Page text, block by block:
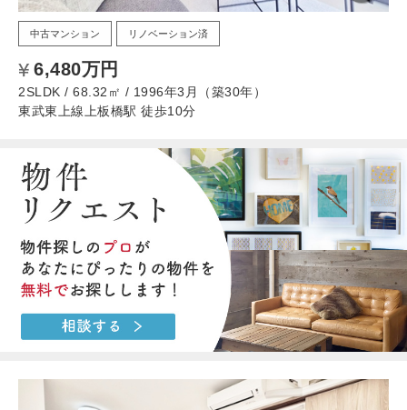
中古マンション リノベーション済
6,480万円
2SLDK / 68.32㎡ / 1996年3月（築30年）
東武東上線上板橋駅 徒歩10分